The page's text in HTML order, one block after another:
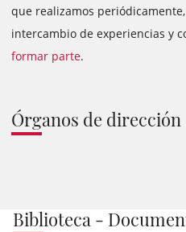
que realizamos
intercambio de experiencias y
formar parte.
Órganos de dirección
Biblioteca -